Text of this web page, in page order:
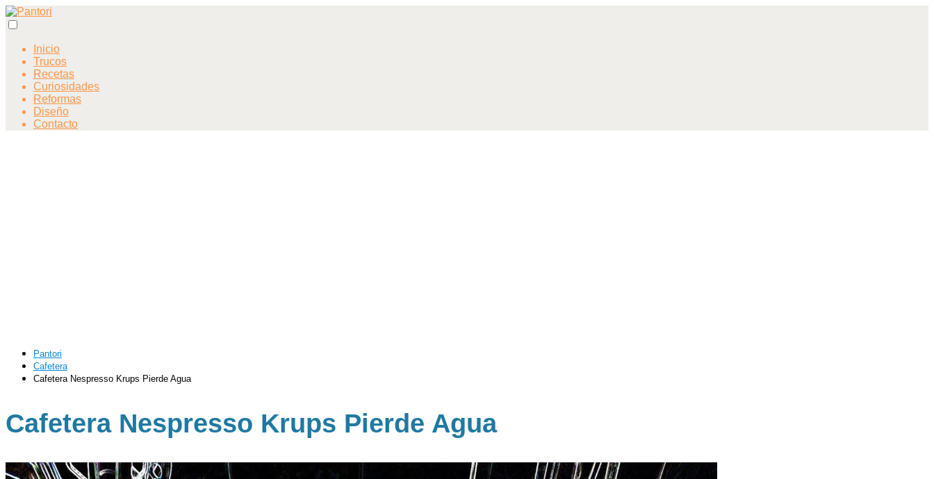
Inicio
Trucos
Recetas
Curiosidades
Reformas
Diseño
Contacto
Pantori
Cafetera
Cafetera Nespresso Krups Pierde Agua
Cafetera Nespresso Krups Pierde Agua